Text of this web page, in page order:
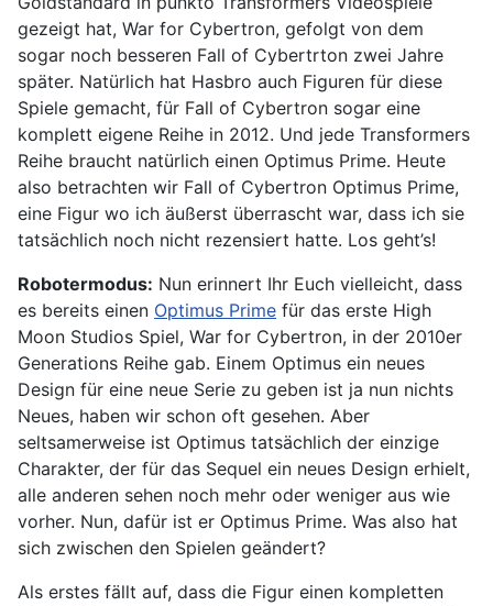
gezeigt hat, War for Cybertron, gefolgt von dem
sogar noch besseren Fall of Cybertrton zwei Jahre
später. Natürlich hat Hasbro auch Figuren für diese
Spiele gemacht, für Fall of Cybertron sogar eine
komplett eigene Reihe in 2012. Und jede Transformers
Reihe braucht natürlich einen Optimus Prime. Heute
also betrachten wir Fall of Cybertron Optimus Prime,
eine Figur wo ich äußerst überrascht war, dass ich sie
tatsächlich noch nicht rezensiert hatte. Los geht’s!
Robotermodus: Nun erinnert Ihr Euch vielleicht, dass
es bereits einen Optimus Prime für das erste High
Moon Studios Spiel, War for Cybertron, in der 2010er
Generations Reihe gab. Einem Optimus ein neues
Design für eine neue Serie zu geben ist ja nun nichts
Neues, haben wir schon oft gesehen. Aber
seltsamerweise ist Optimus tatsächlich der einzige
Charakter, der für das Sequel ein neues Design erhielt,
alle anderen sehen noch mehr oder weniger aus wie
vorher. Nun, dafür ist er Optimus Prime. Was also hat
sich zwischen den Spielen geändert?
Als erstes fällt auf, dass die Figur einen kompletten